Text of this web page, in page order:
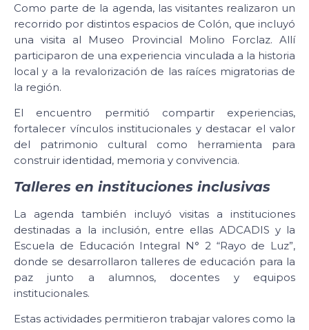
Como parte de la agenda, las visitantes realizaron un
recorrido por distintos espacios de Colón, que incluyó
una visita al Museo Provincial Molino Forclaz. Allí
participaron de una experiencia vinculada a la historia
local y a la revalorización de las raíces migratorias de
la región.
El encuentro permitió compartir experiencias,
fortalecer vínculos institucionales y destacar el valor
del patrimonio cultural como herramienta para
construir identidad, memoria y convivencia.
Talleres en instituciones inclusivas
La agenda también incluyó visitas a instituciones
destinadas a la inclusión, entre ellas ADCADIS y la
Escuela de Educación Integral N° 2 “Rayo de Luz”,
donde se desarrollaron talleres de educación para la
paz junto a alumnos, docentes y equipos
institucionales.
Estas actividades permitieron trabajar valores como la